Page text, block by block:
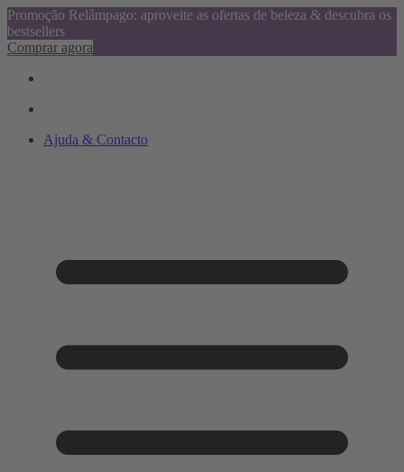
Promoção Relâmpago: aproveite as ofertas de beleza & descubra os
bestsellers
Comprar agora
Ajuda & Contacto